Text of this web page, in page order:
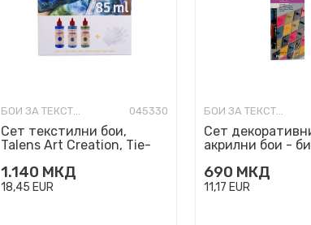
БОИ ЗА ТЕКСТИЛ 045330
Сет текстилни бои,
Talens Art Creation, Tie-
1.140 МКД
18,45 EUR
БОИ ЗА ТЕКСТИЛ
Сет
акрилни бои -
pearl, 6 x ...
690 МКД
11,17 EUR